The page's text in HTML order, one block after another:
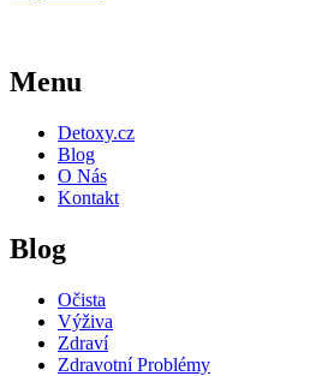
Menu
Detoxy.cz
Blog
O Nás
Kontakt
Blog
Očista
Výživa
Zdraví
Zdravotní Problémy